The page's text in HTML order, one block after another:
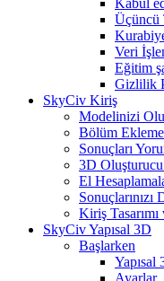
Kabul
Üçüncü
Veri
Eğitim
Gizlilik
SkyCiv Kiriş
Modelinizi
Bölüm Ekleme
Sonuçları
3D Oluşturucu
El
Sonuçlarınızı
Kiriş
SkyCiv Yapısal 3D
Başlarken
Yapısal